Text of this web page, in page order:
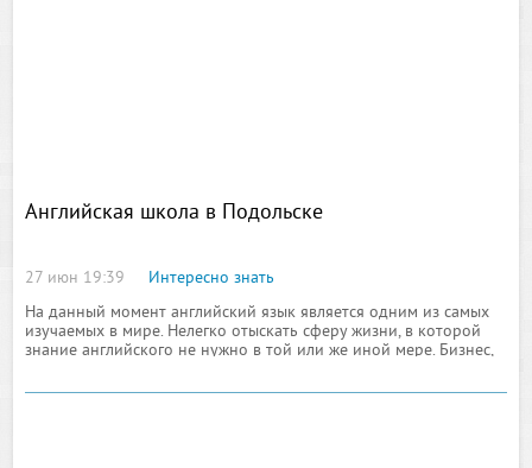
Английская школа в Подольске
27 июн 19:39
Интересно знать
На данный момент английский язык является одним из самых
изучаемых в мире. Нелегко отыскать сферу жизни, в которой
знание английского не нужно в той или же иной мере. Бизнес,
отраслей, где используется данный язык. Английский – это